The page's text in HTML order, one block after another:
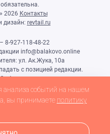
2026 Контакты
дизайн: revtail.ru
8-927-118-48-22
info@balakovo.online
ул. Ак.Жука, 10а
с позицией редакции.
«Агентство»
Н.Н.
материалы 18+
событий на нашем
вы принимаете политику